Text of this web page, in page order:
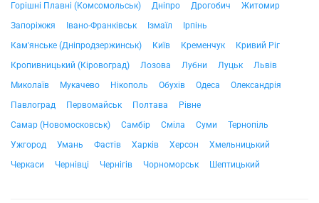
Горішні Плавні (Комсомольськ)
Дніпро Дрогобич
Житомир
Запоріжжя
Івано-Франківськ Ізмаїл
Ірпінь
Кам'янське (Дніпродзержинськ)
Київ Кременчук
Кривий Ріг
Кропивницький (Кіровоград)
Лозова Лубни Луцьк
Львів
Миколаїв
Мукачево Нікополь Обухів Одеса
Олександрія
Павлоград
Первомайськ Полтава
Рівне
Самар (Новомосковськ)
Самбір Сміла Суми
Тернопіль
Ужгород
Умань Фастів Харків Херсон
Хмельницький
Черкаси
Чернівці Чернігів Чорноморськ Шептицький